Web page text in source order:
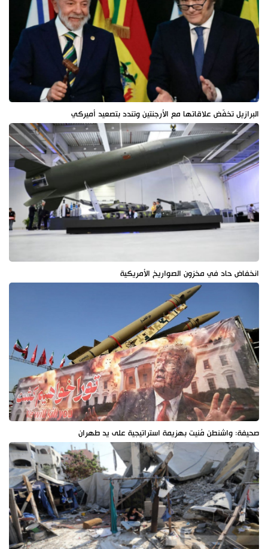
البرازيل تخفّض علاقاتها مع الأرجنتين وتندد بتصعيد أميركي
انخفاض حاد في مخزون الصواريخ الأمريكية
صحيفة: واشنطن مُنيت بهزيمة استراتيجية على يد طهران